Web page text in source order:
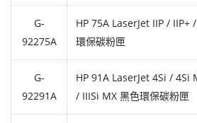
G-
92275A
HP 75A LaserJet IIP / IIP+
環保碳粉匣
G-
92291A
HP 91A LaserJet 4Si / 4Si
/ IIISi MX 黑色環保碳粉匣